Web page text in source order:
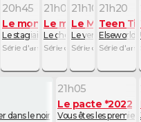
de Gumball
15mn
incroyable de Gumball
- 10mn
20h45
Le monde incroyable de
Le stagiaire
Série d'animation - 15mn
21h00
Le monde
Le chèque
Série d'animation - 10mn
21h10
Le Monde
Le ventre
Série d'animation
21h20
Teen
Elseworlds
Série
d'investigation
dans le noir
21h05
Le pacte *2022
Vous êtes les premiers